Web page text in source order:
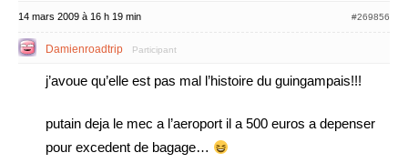
14 mars 2009 à 16 h 19 min #269856
Damienroadtrip Participant
j’avoue qu’elle est pas mal l’histoire du guingampais!!!
putain deja le mec a l’aeroport il a 500 euros a depenser
pour excedent de bagage…